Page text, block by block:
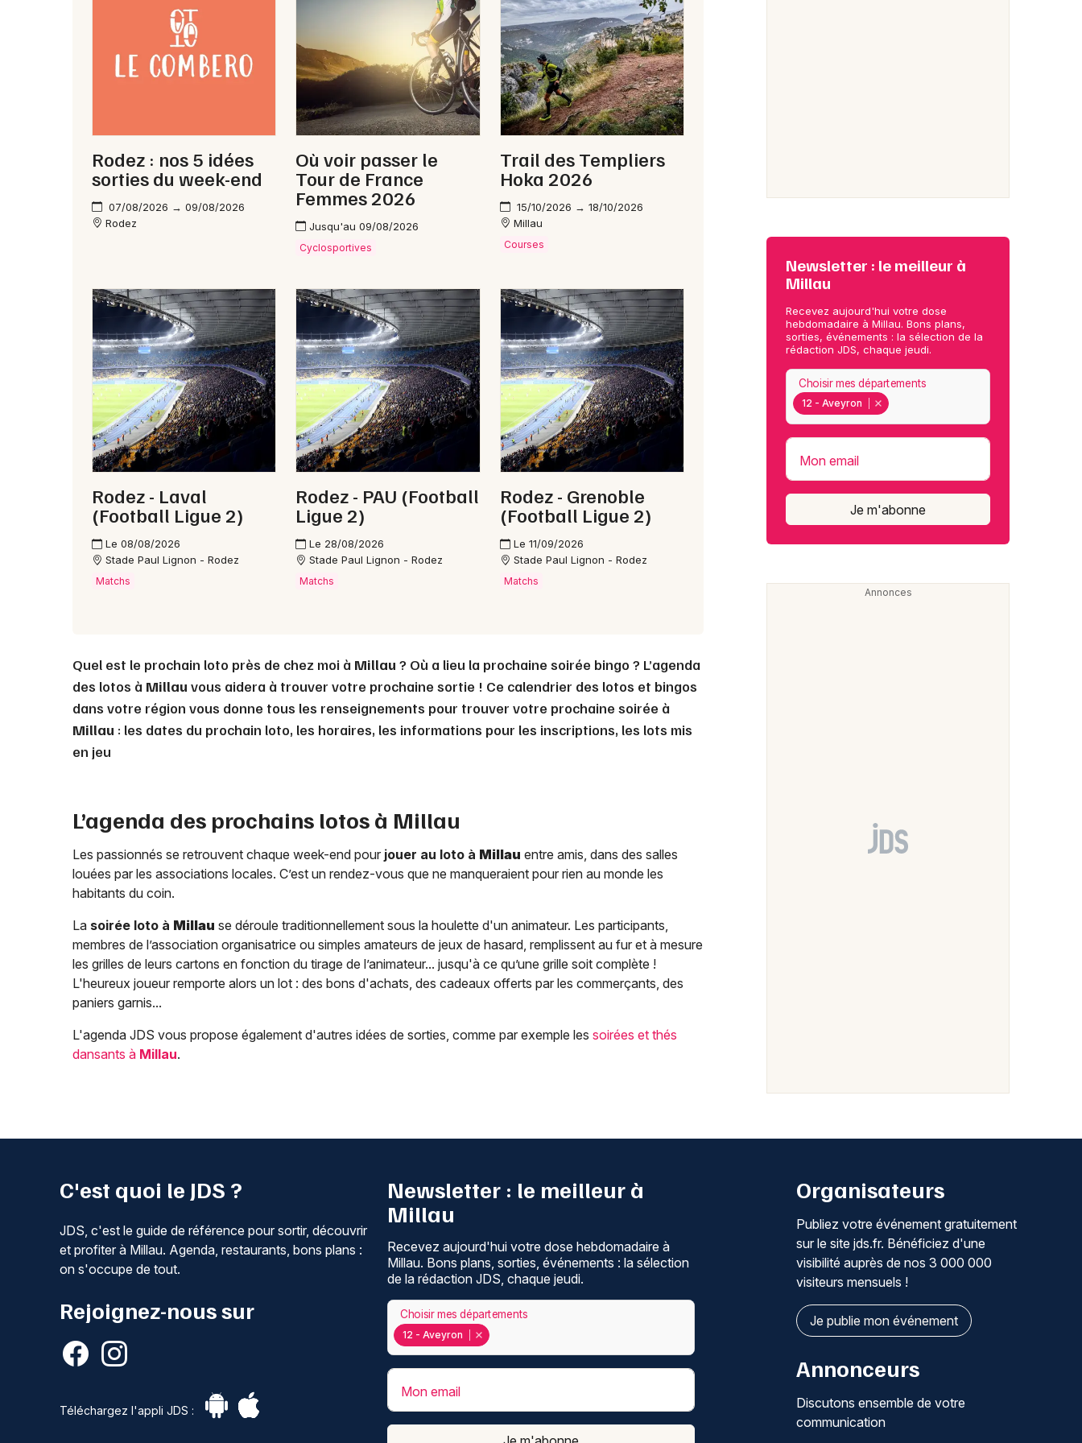
Newsletter des sorties
Artistes en tournée
Actus à Millau
Magazine à Millau
12 - Aveyron
Choisir mes départements
Mon email
Je m'abonne
Rodez : nos 5 idées
sorties du week-end
07/08/2026 → 09/08/2026
Rodez
Où voir passer le
Tour de France
Femmes 2026
Jusqu'au 09/08/2026
Cyclosportives
Trail des Templiers
Hoka 2026
15/10/2026 → 18/10/2026
Millau
Courses
Rodez - Laval
(Football Ligue 2)
Le 08/08/2026
Stade Paul Lignon - Rodez
Matchs
Rodez - PAU (Football
Ligue 2)
Le 28/08/2026
Stade Paul Lignon - Rodez
Matchs
Rodez - Grenoble
(Football Ligue 2)
Le 11/09/2026
Stade Paul Lignon - Rodez
Matchs
Quel est le prochain loto près de chez moi à Millau ? Où a lieu la prochaine soirée bingo ? L’agenda
des lotos à Millau vous aidera à trouver votre prochaine sortie ! Ce calendrier des lotos et bingos
dans votre région vous donne tous les renseignements pour trouver votre prochaine soirée à
Millau : les dates du prochain loto, les horaires, les informations pour les inscriptions, les lots mis
en jeu
L’agenda des prochains lotos à Millau
Les passionnés se retrouvent chaque week-end pour jouer au loto à Millau entre amis, dans des salles
louées par les associations locales. C’est un rendez-vous que ne manqueraient pour rien au monde les
habitants du coin.
La soirée loto à Millau se déroule traditionnellement sous la houlette d'un animateur. Les participants,
membres de l’association organisatrice ou simples amateurs de jeux de hasard, remplissent au fur et à mesure
les grilles de leurs cartons en fonction du tirage de l’animateur... jusqu'à ce qu’une grille soit complète !
L'heureux joueur remporte alors un lot : des bons d'achats, des cadeaux offerts par les commerçants, des
paniers garnis...
L'agenda JDS vous propose également d'autres idées de sorties, comme par exemple les soirées et thés
dansants à Millau.
Newsletter : le meilleur à
Millau
Recevez aujourd'hui votre dose
hebdomadaire à Millau. Bons plans,
sorties, événements : la sélection de la
rédaction JDS, chaque jeudi.
12 - Aveyron
Choisir mes départements
Mon email
Je m'abonne
C'est quoi le JDS ?
JDS, c'est le guide de référence pour sortir, découvrir
et profiter à Millau. Agenda, restaurants, bons plans :
on s'occupe de tout.
Rejoignez-nous sur
Téléchargez l'appli JDS :
Newsletter : le meilleur à
Millau
Recevez aujourd'hui votre dose hebdomadaire à
Millau. Bons plans, sorties, événements : la sélection
de la rédaction JDS, chaque jeudi.
12 - Aveyron
Choisir mes départements
Mon email
Organisateurs
Publiez votre événement gratuitement
sur le site jds.fr. Bénéficiez d'une
visibilité auprès de nos 3 000 000
visiteurs mensuels !
Je publie mon événement
Annonceurs
Discutons ensemble de votre
communication